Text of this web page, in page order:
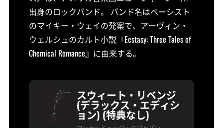
出身のロックバンド。 バンド名はベーシスト
のマイキー・ウェイの発案で、アーヴィン・
ウェルシュのカルト小説『Ecstasy: Three Tales of
Chemical Romance』に由来する。
スウィート・リベンジ
(デラックス・エディシ
ョン) (特典なし)